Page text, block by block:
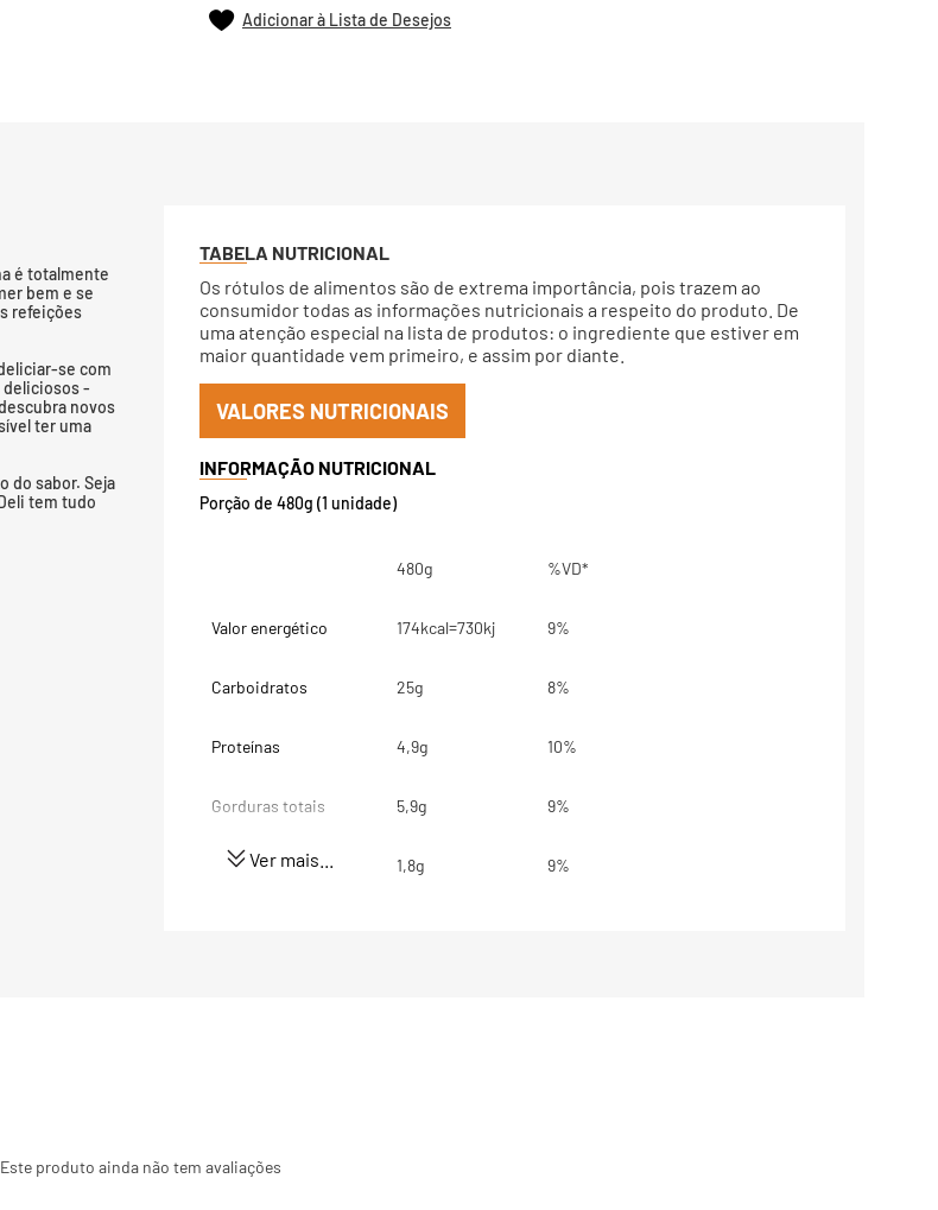
Adicionar à Lista de Desejos
é totalmente
bem e se
refeições
se com
deliciosos -
novos
ter uma
do sabor. Seja
tem tudo
TABELA NUTRICIONAL
Os rótulos de alimentos são de extrema importância, pois trazem ao
consumidor todas as informações nutricionais a respeito do produto. De
uma atenção especial na lista de produtos: o ingrediente que estiver em
maior quantidade vem primeiro, e assim por diante.
VALORES NUTRICIONAIS
Porção de 480g (1 unidade)
480g %VD*
Valor energético 174kcal=730kj 9%
Carboidratos 25g 8%
Proteínas 4,9g 10%
Gorduras totais 5,9g 9%
Gorduras Saturadas 1,8g 9%
Fósforo
Ver mais...
Este produto ainda não tem avaliações